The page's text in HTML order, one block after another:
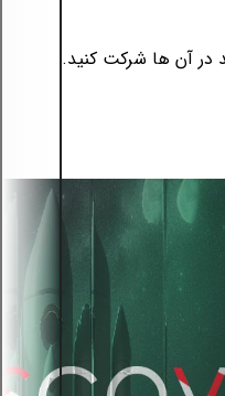
در آن ها شرکت کنید.